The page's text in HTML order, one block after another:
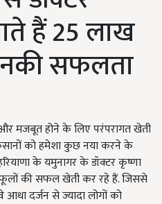
हैं 25 लाख
सफलता
मजबूत होने के लिए परंपरागत खेती
को हमेशा कुछ नया करने के
के यमुनागर के डॉक्टर कृष्णा
फूलों की सफल खेती कर रहे हैं. जिससे
आधा दर्जन से ज्यादा लोगों को